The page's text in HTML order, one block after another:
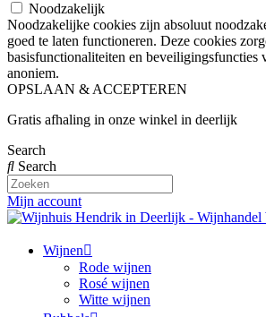
Noodzakelijk
Noodzakelijke cookies zijn absoluut
goed te laten functioneren. Deze cookies
basisfunctionaliteiten en beveiligingsfuncties
anoniem.
OPSLAAN & ACCEPTEREN
Gratis afhaling in onze winkel in deerlijk
Search
Search
Mijn account
Wijnen
Rode wijnen
Rosé wijnen
Witte wijnen